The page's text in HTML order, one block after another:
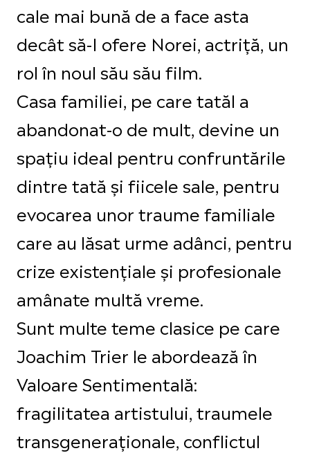
cale mai bună de a face asta
decât să-I ofere Norei, actriță, un
rol în noul său său film.
Casa familiei, pe care tatăl a
abandonat-o de mult, devine un
spațiu ideal pentru confruntările
dintre tată și fiicele sale, pentru
evocarea unor traume familiale
care au lăsat urme adânci, pentru
crize existențiale și profesionale
amânate multă vreme.
Sunt multe teme clasice pe care
Joachim Trier le abordează în
Valoare Sentimentală:
fragilitatea artistului, traumele
transgeneraționale, conflictul